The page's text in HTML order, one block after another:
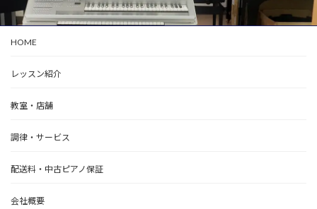
HOME
レッスン紹介
教室・店舗
調律・サービス
配送料・中古ピアノ保証
会社概要